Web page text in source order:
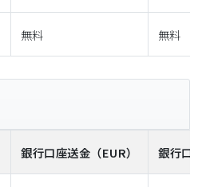
無料 無料
銀行口座送金 （EUR） 銀行口